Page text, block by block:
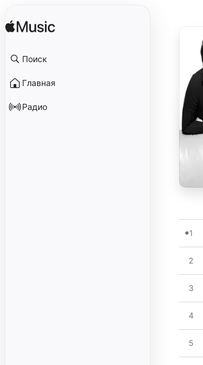
Поиск
Главная
Радио
1
2
3
4
5